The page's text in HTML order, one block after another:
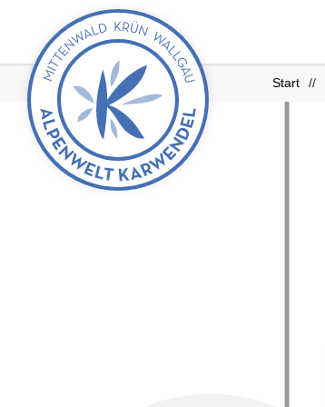
zurück
zur
Startseite
Start